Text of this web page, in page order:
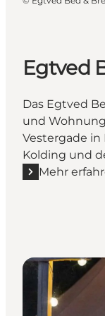
Egtved
Das Egtved
und
Vestergade in
Kolding und
Mehr
Mehr erfahren